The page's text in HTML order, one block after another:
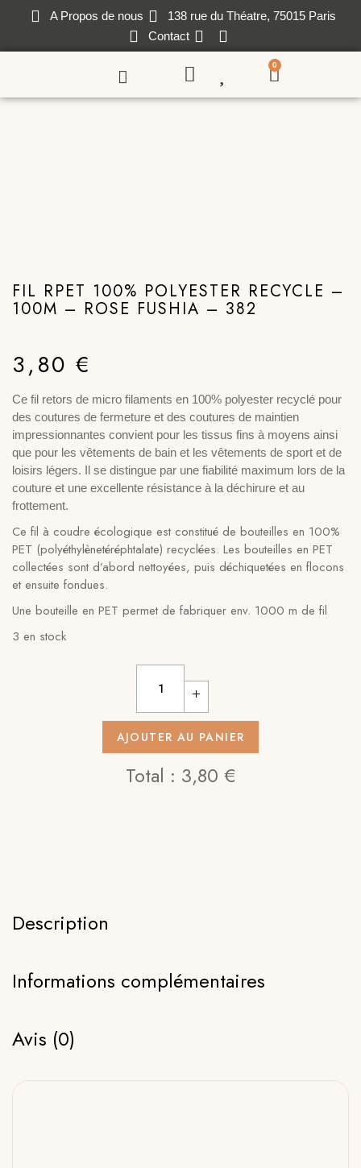
A Propos de nous
138 rue du Théatre, 75015 Paris
Contact
0
FIL RPET 100% POLYESTER RECYCLE –
100M – ROSE FUSHIA – 382
3,80 €
Ce fil retors de micro filaments en 100% polyester recyclé pour
des coutures de fermeture et des coutures de maintien
impressionnantes convient pour les tissus fins à moyens ainsi
que pour les vêtements de bain et les vêtements de sport et de
loisirs légers. Il se distingue par une fiabilité maximum lors de la
couture et une excellente résistance à la déchirure et au
frottement.
Ce fil à coudre écologique est constitué de bouteilles en 100%
PET (polyéthylènetéréphtalate) recyclées. Les bouteilles en PET
collectées sont d’abord nettoyées, puis déchiquetées en flocons
et ensuite fondues.
Une bouteille en PET permet de fabriquer env. 1000 m de fil
3 en stock
AJOUTER AU PANIER
Total : 3,80 €
Description
Informations complémentaires
Avis (0)